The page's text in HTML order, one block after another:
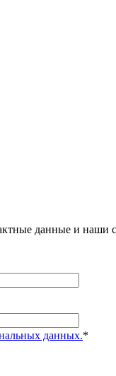
данные и наши
данных.*